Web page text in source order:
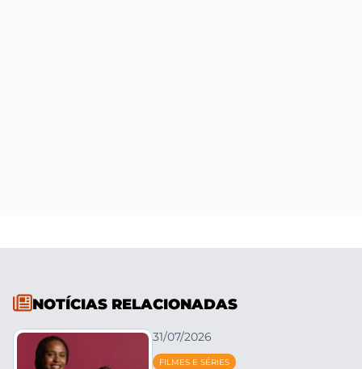
NOTÍCIAS RELACIONADAS
31/07/2026
FILMES E SÉRIES